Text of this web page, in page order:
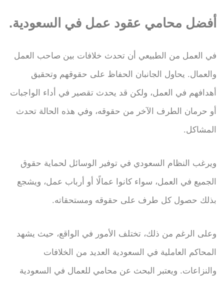
أفضل محامي عقود عمل في السعودية.
في العمل من الطبيعي أن تحدث خلافات بين صاحب العمل
والعمال. يحاول الجانبان الحفاظ على حقوقهم وتحقيق
أهدافهم في العمل، ولكن قد يحدث تقصير في أداء الواجبات
أو حرمان الطرف الآخر من حقوقه، وفي هذه الحالة تحدث
المشاكل.
ويرغب النظام السعودي في توفير الوسائل لحماية حقوق
الجميع في العمل، سواء كانوا عمالًا أو أرباب عمل، ويشجع
بذلك حصول كل طرف على حقوقه ومستحقاته.
وعلى الرغم من ذلك، تختلف الأمور في الواقع، حيث يشهد
المحاكم العاملية في السعودية العديد من الخلافات
والنزاعات. ويعتبر البحث عن محامي للعمال في السعودية